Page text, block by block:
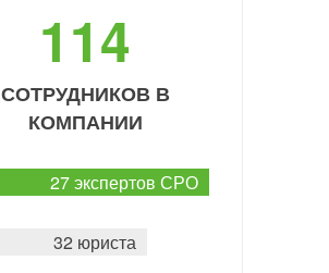
114
СОТРУДНИКОВ В
КОМПАНИИ
27 экспертов СРО
32 юриста